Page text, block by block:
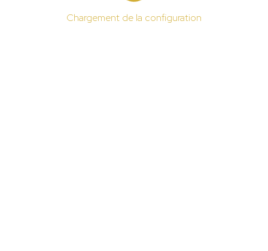
Chargement de la configuration